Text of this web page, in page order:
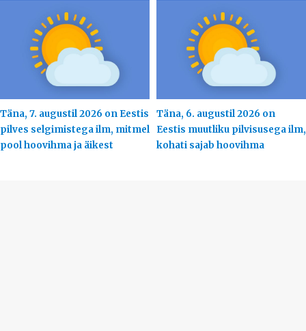
Täna, 7. augustil 2026 on Eestis
pilves selgimistega ilm, mitmel
pool hoovihma ja äikest
Täna, 6. augustil 2026 on
Eestis muutliku pilvisusega ilm,
kohati sajab hoovihma